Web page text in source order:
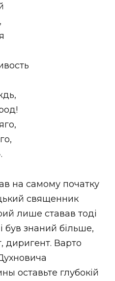
на самому початку
священник
лише ставав тоді
був знаний більше,
диригент. Варто
оставьте глубокій